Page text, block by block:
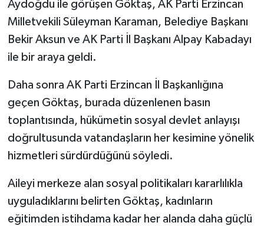
Aydoğdu ile görüşen Göktaş, AK Parti Erzincan
Milletvekili Süleyman Karaman, Belediye Başkanı
Bekir Aksun ve AK Parti İl Başkanı Alpay Kabadayı
ile bir araya geldi.
Daha sonra AK Parti Erzincan İl Başkanlığına
geçen Göktaş, burada düzenlenen basın
toplantısında, hükümetin sosyal devlet anlayışı
doğrultusunda vatandaşların her kesimine yönelik
hizmetleri sürdürdüğünü söyledi.
Aileyi merkeze alan sosyal politikaları kararlılıkla
uyguladıklarını belirten Göktaş, kadınların
eğitimden istihdama kadar her alanda daha güçlü